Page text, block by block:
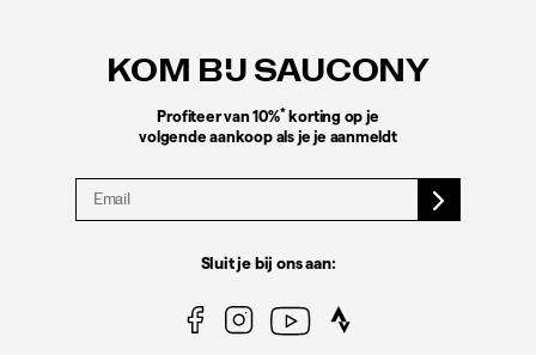
KOM BIJ SAUCONY
Profiteer van 10%* korting op je
volgende aankoop als je je aanmeldt
Sluit je bij ons aan: